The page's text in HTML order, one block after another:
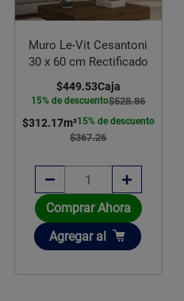
Muro Le-Vit Cesantoni
30 x 60 cm Rectificado
$528.86
$449.53Caja
15% de descuento
$367.26
$312.17m²15% de descuento
Comprar Ahora
Añadir
Agregar al